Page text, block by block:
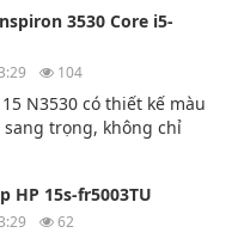
3530 Core i5-
104
N3530 có thiết kế màu
sang trọng, không chỉ
sinh viên hay
laptop này là sự lựa
HP 15s-fr5003TU
62